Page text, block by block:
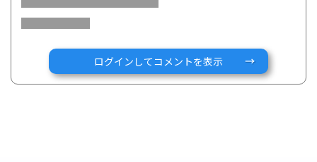
ログインしてコメントを表示